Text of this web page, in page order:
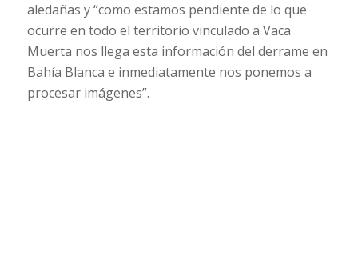
aledañas y “como estamos pendiente de lo que
ocurre en todo el territorio vinculado a Vaca
Muerta nos llega esta información del derrame en
Bahía Blanca e inmediatamente nos ponemos a
procesar imágenes”.